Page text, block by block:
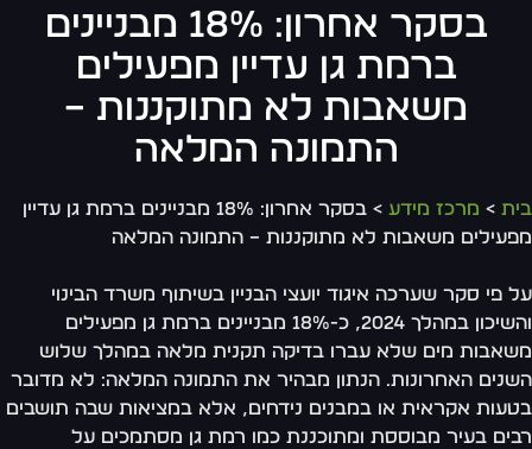
בסקר אחרון: 18% מבניינים
ברמת גן עדיין מפעילים
משאבות לא מתוקננות –
התמונה המלאה
בית > מרכז מידע
> בסקר אחרון: 18% מבניינים ברמת גן עדיין
מפעילים משאבות לא מתוקננות – התמונה המלאה
על פי סקר שערכה איגוד יועצי הבניין בשיתוף משרד הבינוי
והשיכון במהלך 2024, כ-18% מבניינים ברמת גן מפעילים
משאבות מים שלא עברו בדיקה תקנית מלאה במהלך שלוש
השנים האחרונות. הנתון מבהיר את התמונה המלאה: לא מדובר
בטעות אקראית או במבנים נידחים, אלא במציאות שבה תושבים
רבים בעיר מבוססת ומתוכננת כמו רמת גן מסתמכים על